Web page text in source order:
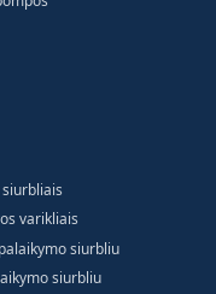
varikliais
siurbliu
siurbliu